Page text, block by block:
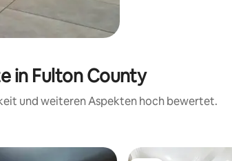
in Fulton County
und weiteren Aspekten hoch bewertet.